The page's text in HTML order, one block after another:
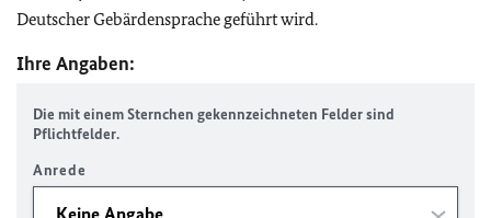
Deutscher Gebärdensprache geführt wird.
Ihre Angaben:
Die mit einem Sternchen gekennzeichneten Felder sind
Pflichtfelder.
Anrede